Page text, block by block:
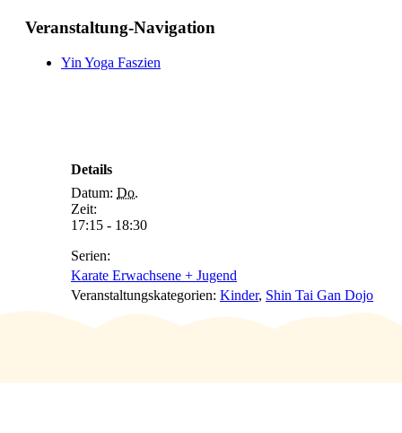
Veranstaltung-Navigation
Yin Yoga Faszien
Details
Datum: Do.
Zeit:
17:15 - 18:30
Serien:
Karate Erwachsene + Jugend
Veranstaltungskategorien: Kinder, Shin Tai Gan Dojo